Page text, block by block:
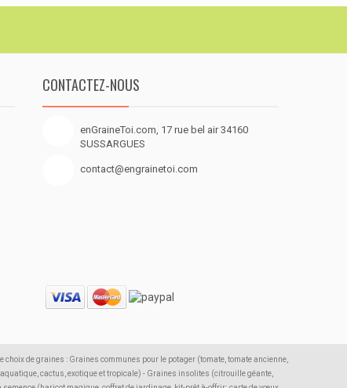
CONTACTEZ-NOUS
enGraineToi.com, 17 rue bel air 34160
SUSSARGUES
contact@engrainetoi.com
de graines : Graines communes pour le potager (tomate, tomate ancienne,
cactus, exotique et tropicale) - Graines insolites (citrouille géante,